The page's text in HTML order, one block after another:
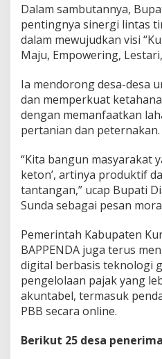
Dalam sambutannya,
pentingnya sinergi lintas
dalam mewujudkan visi
Maju, Empowering,
Ia mendorong desa-desa
dan memperkuat
dengan memanfaatkan
pertanian dan peternakan.
“Kita bangun masyarakat
keton’, artinya produktif
tantangan,” ucap Bupati
Sunda sebagai pesan
Pemerintah Kabupaten
BAPPENDA juga terus
digital berbasis teknologi
pengelolaan pajak yang
akuntabel, termasuk
PBB secara online.
Berikut 25 desa